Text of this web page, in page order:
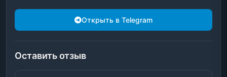
Открыть в Telegram
Оставить отзыв